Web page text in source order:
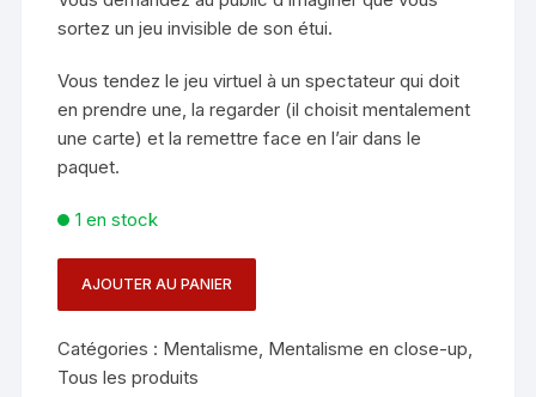
sortez un jeu invisible de son étui.
Vous tendez le jeu virtuel à un spectateur qui doit
en prendre une, la regarder (il choisit mentalement
une carte) et la remettre face en l’air dans le
paquet.
1 en stock
JEU
JUMBO
AJOUTER AU PANIER
Catégories : Mentalisme, Mentalisme en close-up,
Tous les produits